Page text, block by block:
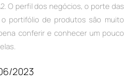
O perfil dos negócios, o porte das
portifólio de produtos são muito
conferir e conhecer um pouco
2023